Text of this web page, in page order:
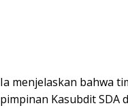
Ia menjelaskan bahwa
pimpinan Kasubdit SDA